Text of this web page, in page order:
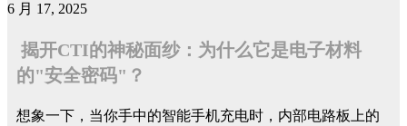
6 月 17, 2025
揭开CTI的神秘面纱：为什么它是电子材料
的"安全密码"？
想象一下，当你手中的智能手机充电时，内部电路板上的